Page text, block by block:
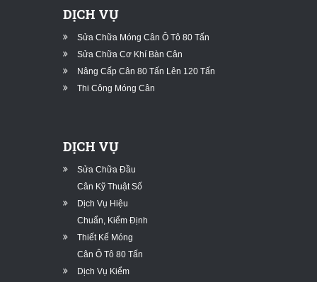
DỊCH VỤ
Sửa Chữa Móng Cân Ô Tô 80 Tấn
Sửa Chữa Cơ Khí Bàn Cân
Nâng Cấp Cân 80 Tấn Lên 120 Tấn
Thi Công Móng Cân
DỊCH VỤ
Sửa Chữa Đầu
Cân Kỹ Thuật Số
Dịch Vụ Hiệu
Chuẩn, Kiểm Định
Thiết Kế Móng
Cân Ô Tô 80 Tấn
Dịch Vụ Kiểm